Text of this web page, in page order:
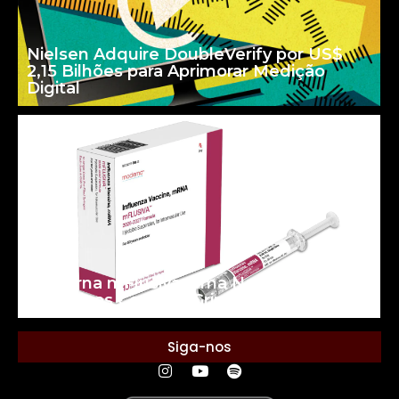
Nielsen Adquire DoubleVerify por US$
2,15 Bilhões para Aprimorar Medição
Digital
Moderna mFlusiva: uma Nova Era para
as Vacinas Contra a Gripe
Siga-nos